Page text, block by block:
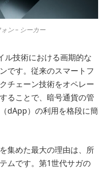
ン – シーカー
ル技術における画期的な
です。従来のスマートフ
チェーン技術をオペレー
ることで、暗号通貨の管
dApp）の利用を格段に簡
集めた最大の理由は、所
ムです。第1世代サガの